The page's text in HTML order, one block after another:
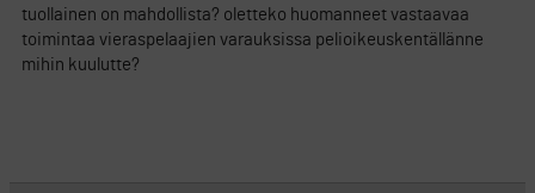
tuollainen on mahdollista? oletteko huomanneet vastaavaa
toimintaa vieraspelaajien varauksissa pelioikeuskentällänne
mihin kuulutte?